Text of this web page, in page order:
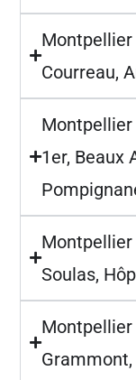
Courreau,
1er, Beaux
Montpellier
Soulas,
Montpellier